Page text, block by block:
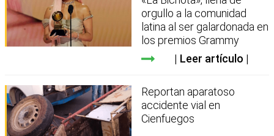
orgullo a la comunidad
latina al ser galardonada en
los premios Grammy
Leer artículo
Reportan aparatoso
accidente vial en
Cienfuegos